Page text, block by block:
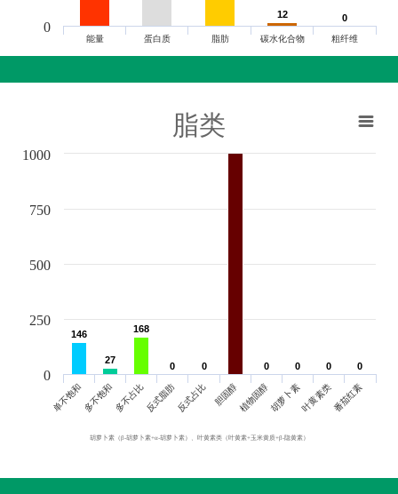
12
12 0
0
能量 蛋白质 脂肪 碳水化合物 粗纤维
0
脂类
胡萝卜素（β-胡萝卜素+α-胡萝卜素）、叶黄素类（叶黄素+玉米黄质+β-隐黄素）
146
146
27
27
168
168
0
0 0
0 0
0 0
0 0
0 0
0
单不饱和多不饱和多不占比反式脂肪反式占比 胆固醇植物固醇胡萝卜素叶黄素类番茄红素
0
250
500
750
1000